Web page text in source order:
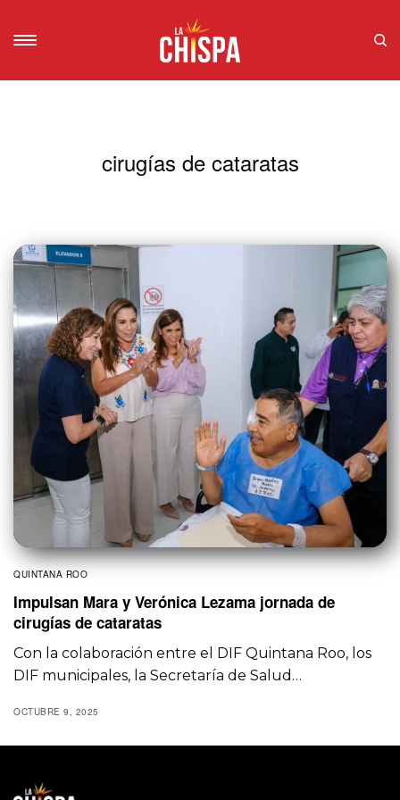
cirugías de cataratas
QUINTANA ROO
Impulsan Mara y Verónica Lezama jornada de
cirugías de cataratas
Con la colaboración entre el DIF Quintana Roo, los
DIF municipales, la Secretaría de Salud…
OCTUBRE 9, 2025